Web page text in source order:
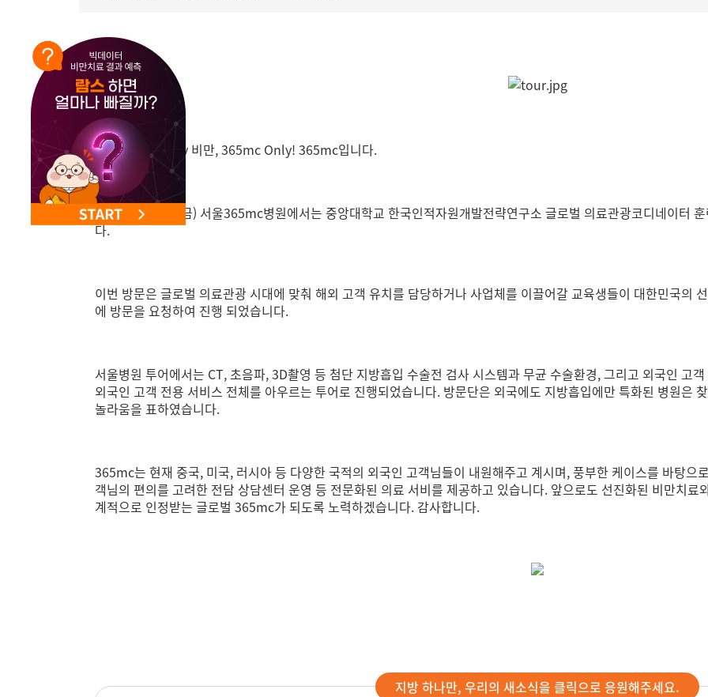
안녕하세요. Only 비만, 365mc Only! 365mc입니다.
지난 10월 17일(금) 서울365mc병원에서는 중앙대학교 한국인적자원개발전략연구소 글로벌 의료관광코디네이터
다.
이번 방문은 글로벌 의료관광 시대에 맞춰 해외 고객 유치를 담당하거나 사업체를 이끌어갈 교육생들이 대한민국의
에 방문을 요청하여 진행 되었습니다.
서울병원 투어에서는 CT, 초음파, 3D촬영 등 첨단 지방흡입 수술전 검사 시스템과 무균 수술환경, 그리고 외국인 고
외국인 고객 전용 서비스 전체를 아우르는 투어로 진행되었습니다. 방문단은 외국에도 지방흡입에만 특화된 병원은
놀라움을 표하였습니다.
365mc는 현재 중국, 미국, 러시아 등 다양한 국적의 외국인 고객님들이 내원해주고 계시며, 풍부한 케이스를 바탕으
객님의 편의를 고려한 전담 상담센터 운영 등 전문화된 의료 서비를 제공하고 있습니다. 앞으로도 선진화된 비만치
계적으로 인정받는 글로벌 365mc가 되도록 노력하겠습니다. 감사합니다.
지방 하나만, 우리의 새소식을 클릭으로 응원해주세요.